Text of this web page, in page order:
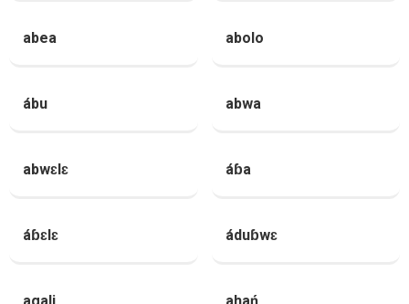
abea abolo
ábu abwa
abwɛlɛ áɓa
áɓɛlɛ áduɓwɛ